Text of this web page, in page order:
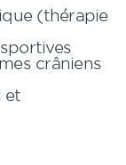
(thérapie
crâniens
et